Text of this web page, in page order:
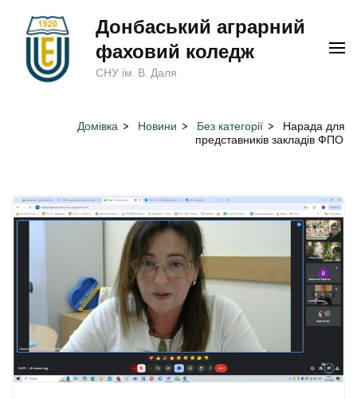
(натисніть
Донбаський аграрний
фаховий коледж
СНУ ім. В. Даля
Домівка > Новини > Без категорії >
Нарада для
представників закладів ФПО